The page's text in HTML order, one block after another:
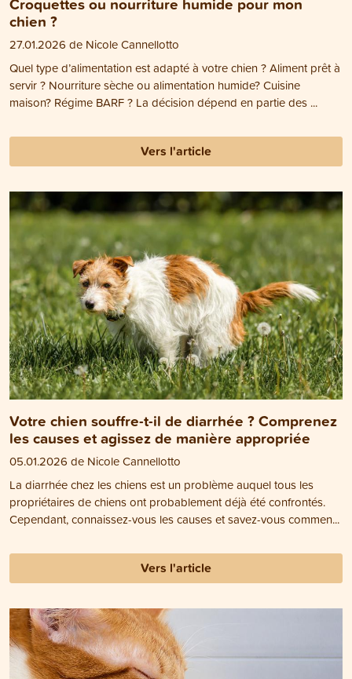
chien ?
27.01.2026 de Nicole Cannellotto
Quel type d’alimentation est adapté à votre chien ? Aliment prêt à
servir ? Nourriture sèche ou alimentation humide? Cuisine
maison? Régime BARF ? La décision dépend en partie des ...
Vers l'article
Votre chien souffre-t-il de diarrhée ? Comprenez
les causes et agissez de manière appropriée
05.01.2026 de Nicole Cannellotto
La diarrhée chez les chiens est un problème auquel tous les
propriétaires de chiens ont probablement déjà été confrontés.
Cependant, connaissez-vous les causes et savez-vous commen...
Vers l'article